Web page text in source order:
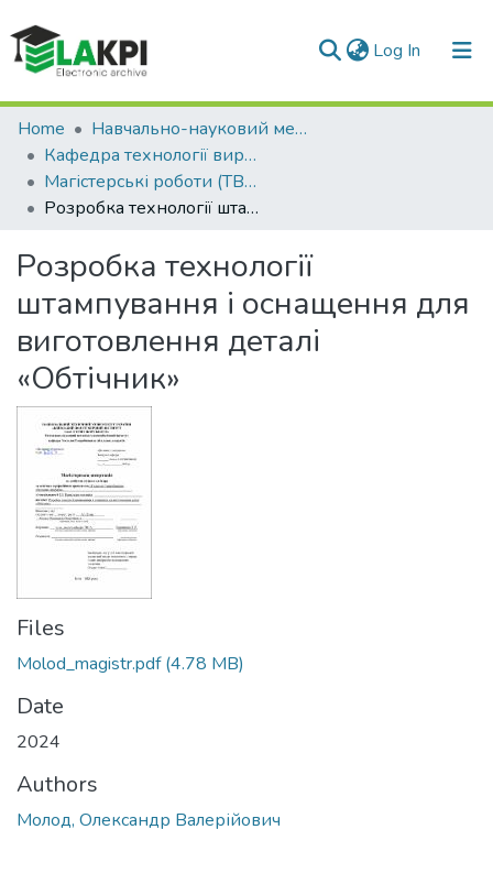
Log In (current)
Communities & Collections
All of DSpace
Statistics
Home
Навчально-науковий механіко-машинобудівний інститут (НН ММІ)
Кафедра технології виробництва літальних апаратів (ТВЛА)
Магістерські роботи (ТВЛА)
Розробка технології штампування і оснащення для виготовлення деталі «Обтічник»
Розробка технології
штампування і оснащення для
виготовлення деталі
«Обтічник»
Files
Molod_magistr.pdf(4.78 MB)
Date
2024
Authors
Молод, Олександр Валерійович